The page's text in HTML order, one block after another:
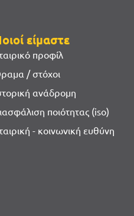
είμαστε
προφίλ
/ στόχοι
ανάδρομη
ποιότητας (iso)
- κοινωνική ευθύνη